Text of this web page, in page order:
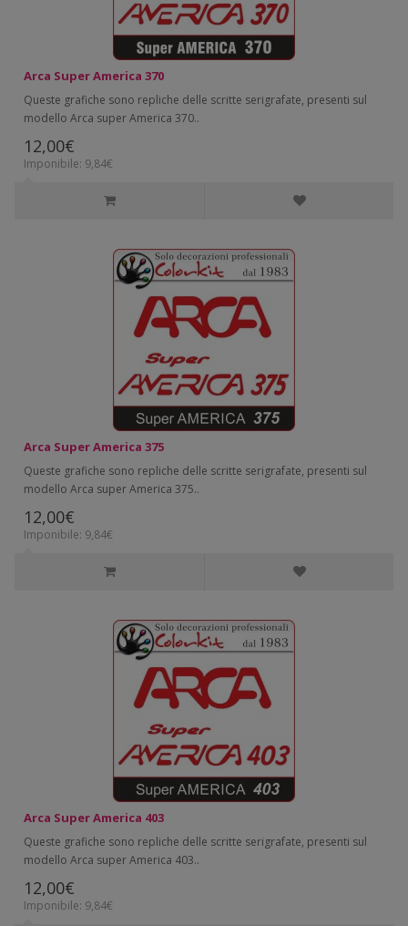
Arca Super America 370
Queste grafiche sono repliche delle scritte serigrafate, presenti sul
modello Arca super America 370..
12,00€
Imponibile: 9,84€
Arca Super America 375
Queste grafiche sono repliche delle scritte serigrafate, presenti sul
modello Arca super America 375..
12,00€
Imponibile: 9,84€
Arca Super America 403
Queste grafiche sono repliche delle scritte serigrafate, presenti sul
modello Arca super America 403..
12,00€
Imponibile: 9,84€